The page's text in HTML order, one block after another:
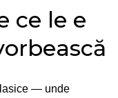
ce le e
— unde